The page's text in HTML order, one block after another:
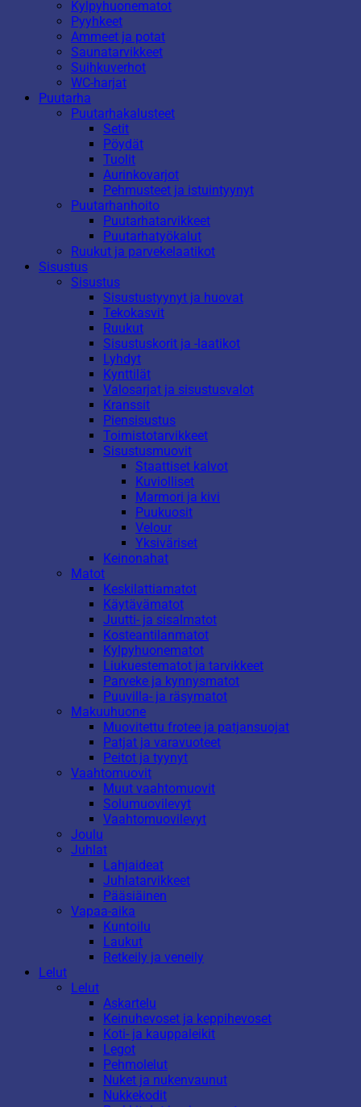
Kylpyhuonematot
Pyyhkeet
Ammeet ja potat
Saunatarvikkeet
Suihkuverhot
WC-harjat
Puutarha
Puutarhakalusteet
Setit
Pöydät
Tuolit
Aurinkovarjot
Pehmusteet ja istuintyynyt
Puutarhanhoito
Puutarhatarvikkeet
Puutarhatyökalut
Ruukut ja parvekelaatikot
Sisustus
Sisustus
Sisustustyynyt ja huovat
Tekokasvit
Ruukut
Sisustuskorit ja -laatikot
Lyhdyt
Kynttilät
Valosarjat ja sisustusvalot
Kranssit
Piensisustus
Toimistotarvikkeet
Sisustusmuovit
Staattiset kalvot
Kuviolliset
Marmori ja kivi
Puukuosit
Velour
Yksiväriset
Keinonahat
Matot
Keskilattiamatot
Käytävämatot
Juutti- ja sisalmatot
Kosteantilanmatot
Kylpyhuonematot
Liukuestematot ja tarvikkeet
Parveke ja kynnysmatot
Puuvilla- ja räsymatot
Makuuhuone
Muovitettu frotee ja patjansuojat
Patjat ja varavuoteet
Peitot ja tyynyt
Vaahtomuovit
Muut vaahtomuovit
Solumuovilevyt
Vaahtomuovilevyt
Joulu
Juhlat
Lahjaideat
Juhlatarvikkeet
Pääsiäinen
Vapaa-aika
Kuntoilu
Laukut
Retkeily ja veneily
Lelut
Lelut
Askartelu
Keinuhevoset ja keppihevoset
Koti- ja kauppaleikit
Legot
Pehmolelut
Nuket ja nukenvaunut
Nukkekodit